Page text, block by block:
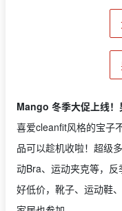
Mango 冬季大促 上线！
喜爱cleanfit风格的宝子
品可以趁机收啦！超级
动Bra、运动夹克等，
好低价，靴子、运动鞋